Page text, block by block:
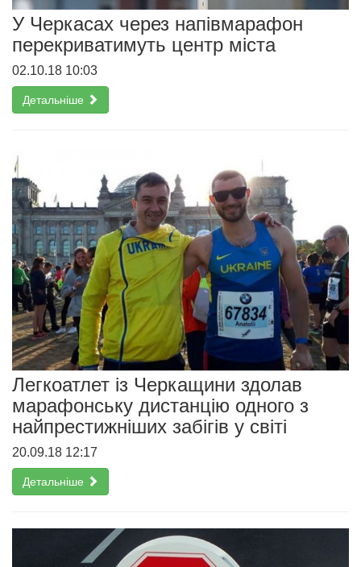
У Черкасах через напівмарафон
перекриватимуть центр міста
02.10.18 10:03
Детальніше
Легкоатлет із Черкащини здолав
марафонську дистанцію одного з
найпрестижніших забігів у світі
20.09.18 12:17
Детальніше